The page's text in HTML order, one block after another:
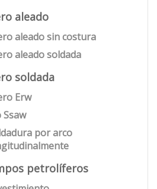
aleado
aleado sin costura
aleado soldada
soldada
Erw
por arco
petrolíferos